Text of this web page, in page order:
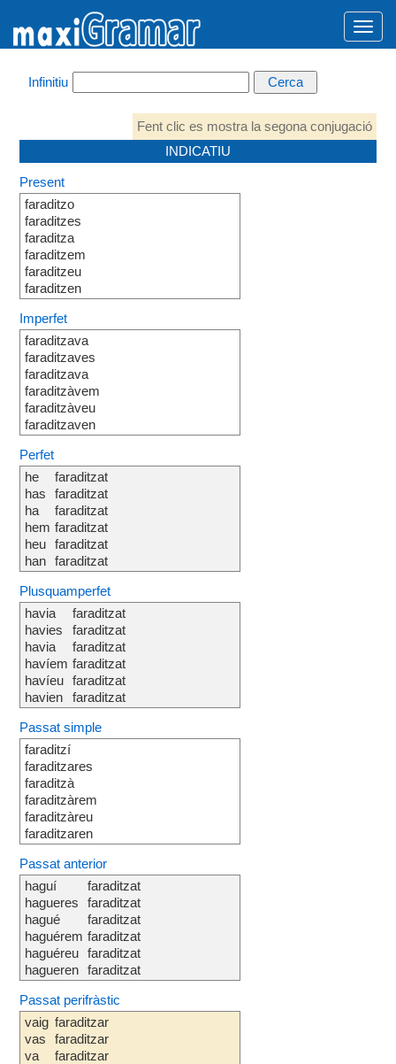
Infinitiu
Fent clic es mostra la segona conjugació
INDICATIU
Present
faraditzo
faraditzes
faraditza
faraditzem
faraditzeu
faraditzen
Imperfet
faraditzava
faraditzaves
faraditzava
faraditzàvem
faraditzàveu
faraditzaven
Perfet
he
has
ha
hem
heu
han
faraditzat
faraditzat
faraditzat
faraditzat
faraditzat
faraditzat
Plusquamperfet
havia
havies
havia
havíem
havíeu
havien
faraditzat
faraditzat
faraditzat
faraditzat
faraditzat
faraditzat
Passat simple
faraditzí
faraditzares
faraditzà
faraditzàrem
faraditzàreu
faraditzaren
Passat anterior
haguí
hagueres
hagué
haguérem
haguéreu
hagueren
faraditzat
faraditzat
faraditzat
faraditzat
faraditzat
faraditzat
Passat perifràstic
vaig
vas
va
faraditzar
faraditzar
faraditzar